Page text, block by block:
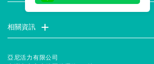
相關資訊
亞尼活力有限公司